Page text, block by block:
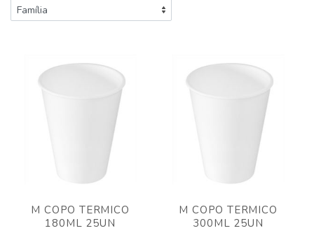
M COPO TERMICO
180ML 25UN
M COPO TERMICO
300ML 25UN